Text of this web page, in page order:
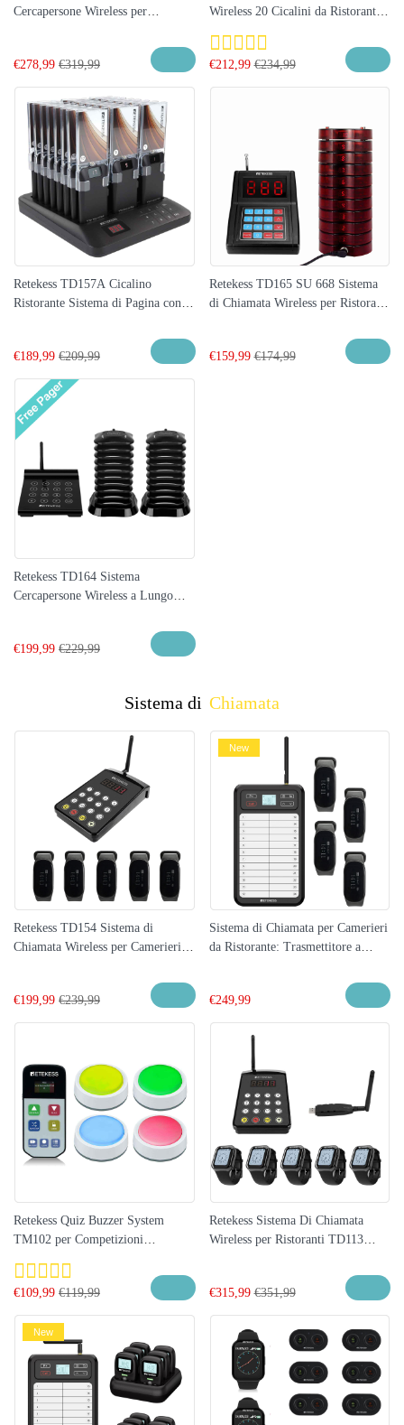
Cercapersone Wireless per
24 Cercapersone Sottobicchiere per
Ristoranti, Camion di Cibo, Bar
€278,99 €319,99
Wireless 20 Cicalini da Ristorante
€212,99 €234,99
Retekess TD157A Cicalino
Ristorante Sistema di Pagina con
Sostituibili
€189,99 €209,99
Retekess TD165 SU 668 Sistema
di Chiamata Wireless per Ristoranti
€159,99 €174,99
Retekess TD164 Sistema
Cercapersone Wireless a Lungo
€199,99 €229,99
Sistema di Chiamata
Retekess TD154 Sistema di
Chiamata Wireless per Camerieri
€199,99 €239,99
Sistema di Chiamata per Camerieri
da Ristorante: Trasmettitore a
Ricevitore a Bracciale TD112
€249,99
New
Retekess Quiz Buzzer System
TM102 per Competizioni
Feste, Giochi di Famiglia
€109,99 €119,99
Retekess Sistema Di Chiamata
Wireless per Ristoranti TD113
€315,99 €351,99
New